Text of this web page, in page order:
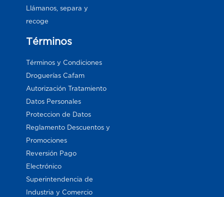
Llámanos, separa y
recoge
Términos
Términos y Condiciones
Droguerías Cafam
Autorización Tratamiento
Datos Personales
Proteccion de Datos
Reglamento Descuentos y
Promociones
Reversión Pago
Electrónico
Superintendencia de
Industria y Comercio